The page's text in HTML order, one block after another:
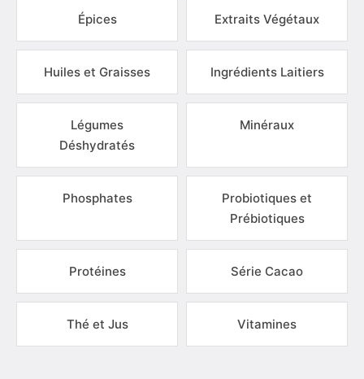
Épices Extraits Végétaux
Huiles et Graisses Ingrédients Laitiers
Légumes
Déshydratés
Minéraux
Phosphates
Probiotiques et
Prébiotiques
Protéines Série Cacao
Thé et Jus Vitamines